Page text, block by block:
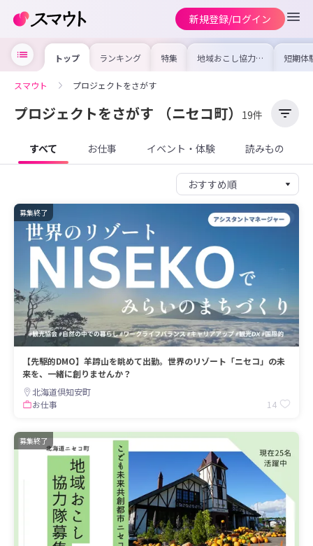
新規登録/ログイン
トップ ランキング 特集 地域おこし協力隊
の求人やイベント
を集めました！仕
けよう
短期体
り〜数
域を知
スマウト プロジェクトをさがす
プロジェクトをさがす （ニセコ町） 19件
すべて お仕事 イベント・体験 読みもの
募集終了
【先駆的DMO】羊蹄山を眺めて出勤。世界のリゾート「ニセコ」の未
来を、一緒に創りませんか？
北海道倶知安町
お仕事
14
募集終了